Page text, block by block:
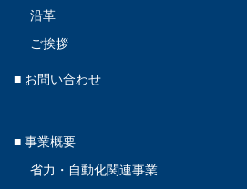
沿革
ご挨拶
■ お問い合わせ
■ 事業概要
省力・自動化関連事業